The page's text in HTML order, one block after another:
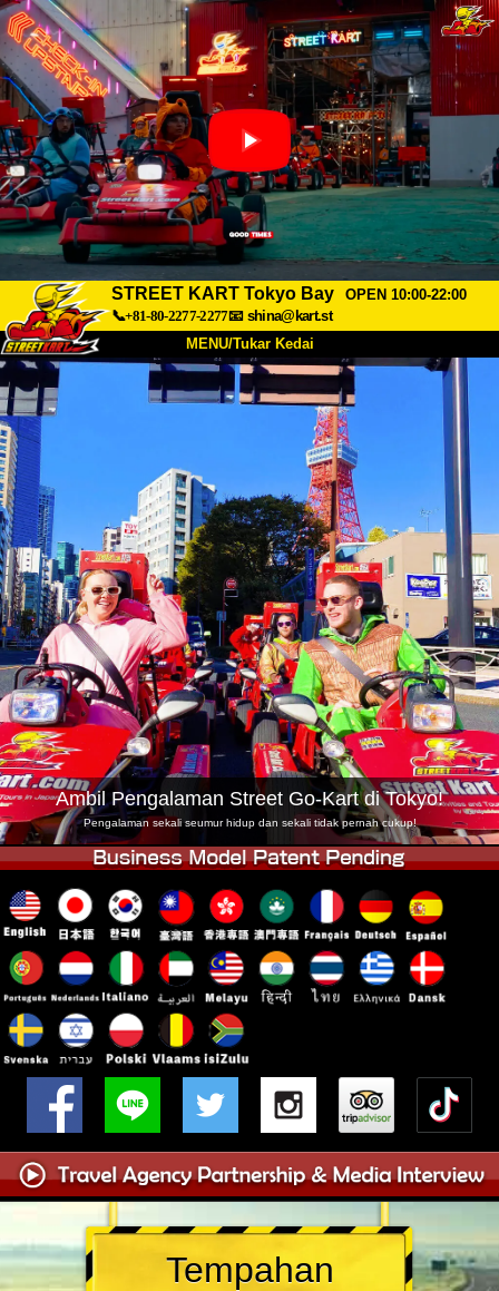
STREET KART Tokyo Bay
OPEN 10:00-22:00
📞+81-80-2277-2277📧 shina@kart.st
MENU/Tukar Kedai
UTAMA
Soalan Lazim
Tempahan
Tukar Kedai
Tokyo Shinagawa Tokyo Akihabara#1
Tokyo Akihabara#2 Tokyo Shibuya
Tokyo Shibuya Annex Tokyo Bay
Tokyo Asakusa Osaka
Okinawa
Ambil Pengalaman Street Go-Kart di Tokyo!
Pengalaman sekali seumur hidup dan sekali tidak pernah cukup!
Tempahan